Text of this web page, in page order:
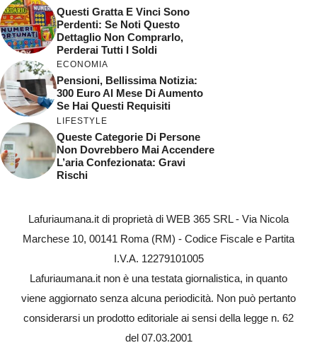
Questi Gratta E Vinci Sono
Perdenti: Se Noti Questo
Dettaglio Non Comprarlo,
Perderai Tutti I Soldi
ECONOMIA
Pensioni, Bellissima Notizia:
300 Euro Al Mese Di Aumento
Se Hai Questi Requisiti
LIFESTYLE
Queste Categorie Di Persone
Non Dovrebbero Mai Accendere
L’aria Confezionata: Gravi
Rischi
Lafuriaumana.it di proprietà di WEB 365 SRL - Via Nicola
Marchese 10, 00141 Roma (RM) - Codice Fiscale e Partita
I.V.A. 12279101005
Lafuriaumana.it non è una testata giornalistica, in quanto
viene aggiornato senza alcuna periodicità. Non può pertanto
considerarsi un prodotto editoriale ai sensi della legge n. 62
del 07.03.2001